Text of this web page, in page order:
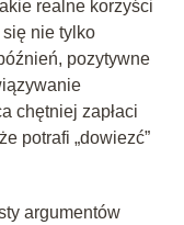
realne korzyści
się nie tylko
pozytywne
chętniej zapłaci
potrafi „dowiezć”
argumentów